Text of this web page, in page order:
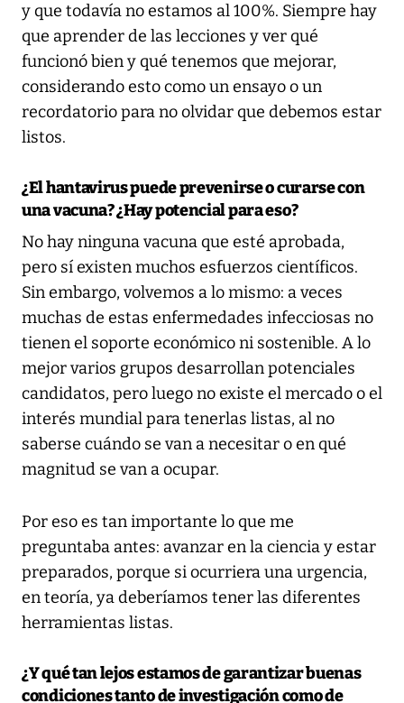
y que todavía no estamos al 100%. Siempre hay
que aprender de las lecciones y ver qué
funcionó bien y qué tenemos que mejorar,
considerando esto como un ensayo o un
recordatorio para no olvidar que debemos estar
listos.
¿El hantavirus puede prevenirse o curarse con
una vacuna? ¿Hay potencial para eso?
No hay ninguna vacuna que esté aprobada,
pero sí existen muchos esfuerzos científicos.
Sin embargo, volvemos a lo mismo: a veces
muchas de estas enfermedades infecciosas no
tienen el soporte económico ni sostenible. A lo
mejor varios grupos desarrollan potenciales
candidatos, pero luego no existe el mercado o el
interés mundial para tenerlas listas, al no
saberse cuándo se van a necesitar o en qué
magnitud se van a ocupar.
Por eso es tan importante lo que me
preguntaba antes: avanzar en la ciencia y estar
preparados, porque si ocurriera una urgencia,
en teoría, ya deberíamos tener las diferentes
herramientas listas.
¿Y qué tan lejos estamos de garantizar buenas
condiciones tanto de investigación como de